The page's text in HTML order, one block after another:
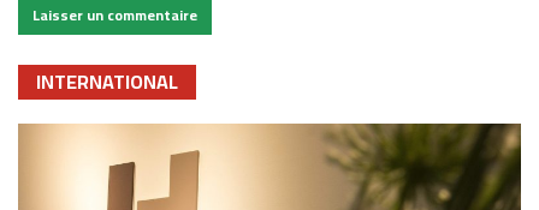
INTERNATIONAL